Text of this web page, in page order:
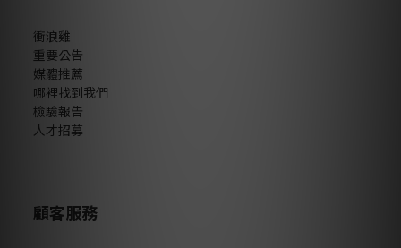
衝浪雞
重要公告
媒體推薦
哪裡找到我們
檢驗報告
人才招募
顧客服務